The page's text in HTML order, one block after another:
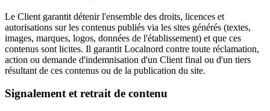
Le Client garantit détenir l'ensemble des droits, licences et
autorisations sur les contenus publiés via les sites générés (textes,
images, marques, logos, données de l'établissement) et que ces
contenus sont licites. Il garantit Localnord contre toute réclamation,
action ou demande d'indemnisation d'un Client final ou d'un tiers
résultant de ces contenus ou de la publication du site.
Signalement et retrait de contenu